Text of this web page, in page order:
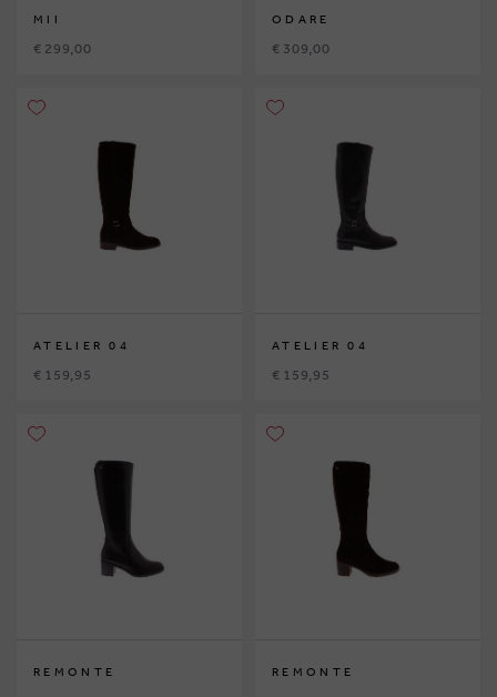
MII
€ 299,00
ODARE
€ 309,00
ATELIER 04
€ 159,95
ATELIER 04
€ 159,95
REMONTE REMONTE